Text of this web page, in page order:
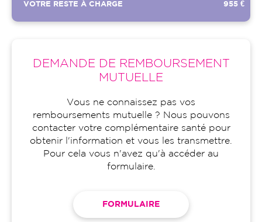
VOTRE RESTE À CHARGE 955 €
DEMANDE DE REMBOURSEMENT
MUTUELLE
Vous ne connaissez pas vos
remboursements mutuelle ? Nous pouvons
contacter votre complémentaire santé pour
obtenir l'information et vous les transmettre.
Pour cela vous n'avez qu'à accéder au
formulaire.
FORMULAIRE